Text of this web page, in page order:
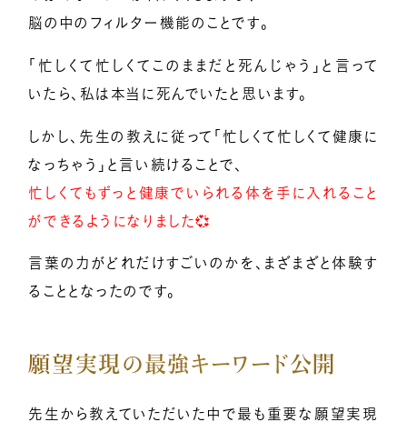
脳の中のフィルター機能のことです。
「忙しくて忙しくてこのままだと死んじゃう」と言って
いたら、私は本当に死んでいたと思います。
しかし、先生の教えに従って「忙しくて忙しくて健康に
なっちゃう」と言い続けることで、
忙しくてもずっと健康でいられる体を手に入れること
ができるようになりました💞
言葉の力がどれだけすごいのかを、まざまざと体験す
ることとなったのです。
願望実現の最強キーワード公開
先生から教えていただいた中で最も重要な願望実現